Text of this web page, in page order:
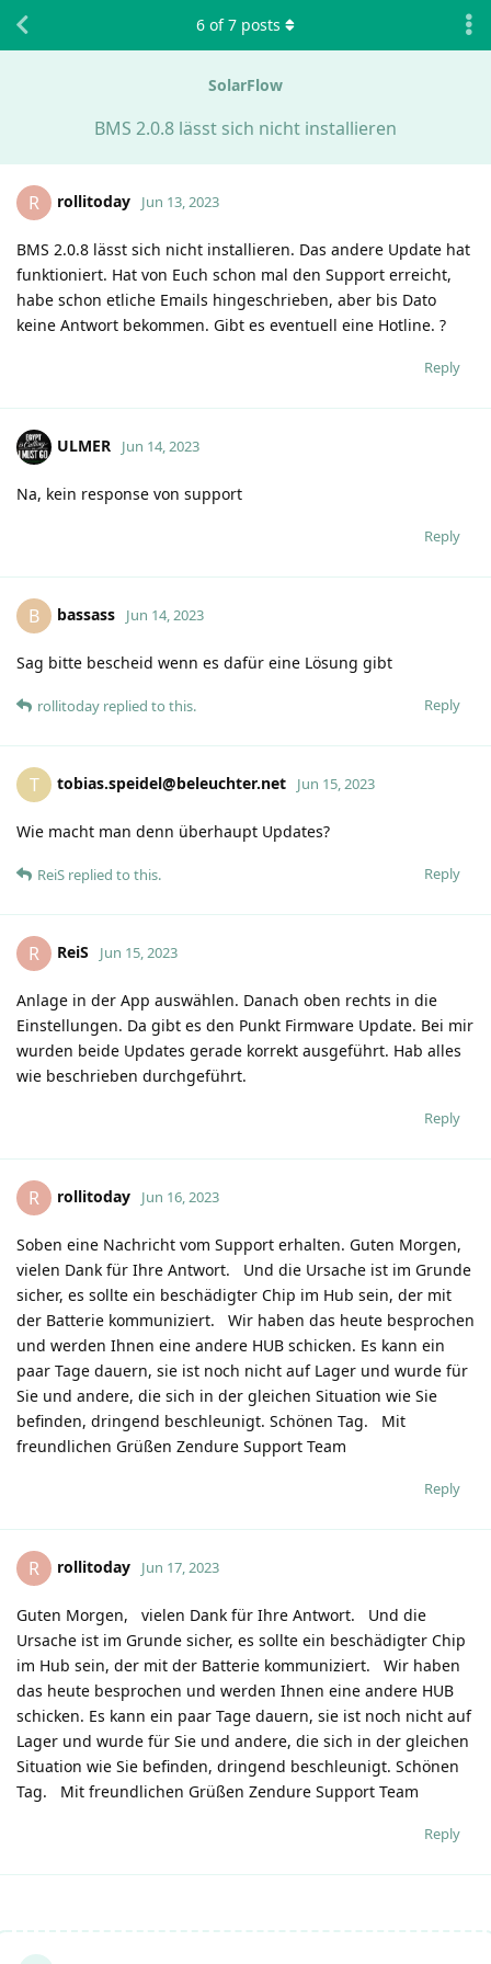
SolarFlow
BMS 2.0.8 lässt sich nicht installieren
6 of7 posts
R rollitoday Jun 13, 2023
BMS 2.0.8 lässt sich nicht installieren. Das andere Update hat
funktioniert. Hat von Euch schon mal den Support erreicht,
habe schon etliche Emails hingeschrieben, aber bis Dato
keine Antwort bekommen. Gibt es eventuell eine Hotline. ?
Reply
ULMER Jun 14, 2023
Na, kein response von support
Reply
B bassass Jun 14, 2023
Sag bitte bescheid wenn es dafür eine Lösung gibt
Reply
rollitoday replied to this.
T tobias.speidel@beleuchter.net Jun 15, 2023
Wie macht man denn überhaupt Updates?
Reply
ReiS replied to this.
R ReiS Jun 15, 2023
Anlage in der App auswählen. Danach oben rechts in die
Einstellungen. Da gibt es den Punkt Firmware Update. Bei mir
wurden beide Updates gerade korrekt ausgeführt. Hab alles
wie beschrieben durchgeführt.
Reply
R rollitoday Jun 16, 2023
Soben eine Nachricht vom Support erhalten. Guten Morgen,
vielen Dank für Ihre Antwort. Und die Ursache ist im Grunde
sicher, es sollte ein beschädigter Chip im Hub sein, der mit
der Batterie kommuniziert. Wir haben das heute besprochen
und werden Ihnen eine andere HUB schicken. Es kann ein
paar Tage dauern, sie ist noch nicht auf Lager und wurde für
Sie und andere, die sich in der gleichen Situation wie Sie
befinden, dringend beschleunigt.​ Schönen Tag. Mit
freundlichen Grüßen Zendure Support Team
Reply
R rollitoday Jun 17, 2023
Guten Morgen, vielen Dank für Ihre Antwort. Und die
Ursache ist im Grunde sicher, es sollte ein beschädigter Chip
im Hub sein, der mit der Batterie kommuniziert. Wir haben
das heute besprochen und werden Ihnen eine andere HUB
schicken. Es kann ein paar Tage dauern, sie ist noch nicht auf
Lager und wurde für Sie und andere, die sich in der gleichen
Situation wie Sie befinden, dringend beschleunigt.​ Schönen
Tag. Mit freundlichen Grüßen Zendure Support Team
Reply